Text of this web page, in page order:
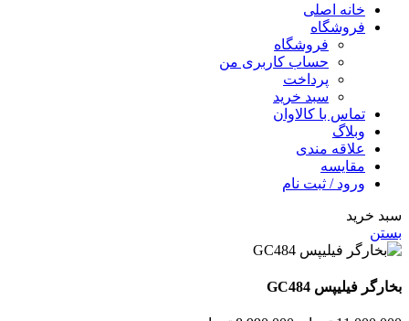
خانه اصلی
فروشگاه
فروشگاه
حساب کاربری من
پرداخت
سبد خرید
تماس با کالاوان
وبلاگ
علاقه مندی
مقایسه
ورود / ثبت نام
سبد خرید
بستن
بخارگر فیلیپس GC484